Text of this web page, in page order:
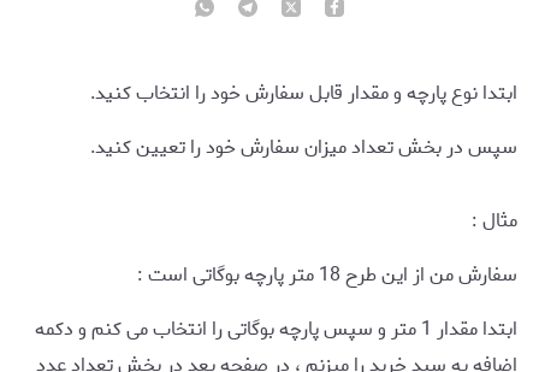
ابتدا نوع پارچه و مقدار قابل سفارش خود را انتخاب کنید.
سپس در بخش تعداد میزان سفارش خود را تعیین کنید.
مثال :
سفارش من از این طرح 18 متر پارچه بوگاتی است :
ابتدا مقدار 1 متر و سپس پارچه بوگاتی را انتخاب می کنم و دکمه